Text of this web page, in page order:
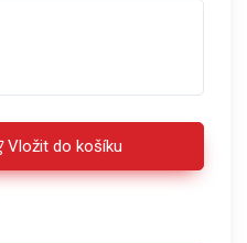
Vložit do košíku